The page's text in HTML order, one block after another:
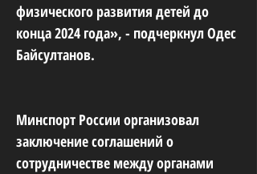
физического развития детей до
конца 2024 года», - подчеркнул Одес
Байсултанов.
Минспорт России организовал
заключение соглашений о
сотрудничестве между органами